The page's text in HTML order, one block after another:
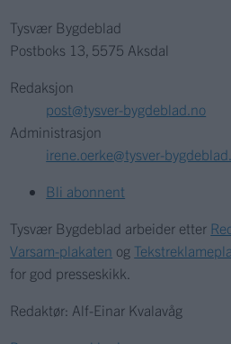
Tysvær Bygdeblad
Postboks 13, 5575 Aksdal
Redaksjon
post@tysver-bygdeblad.no
Administrasjon
irene.oerke@tysver-
Bli abonnent
Tysvær Bygdeblad arbeider etter
Varsam-plakaten og
for god presseskikk.
Redaktør: Alf-Einar Kvalavåg